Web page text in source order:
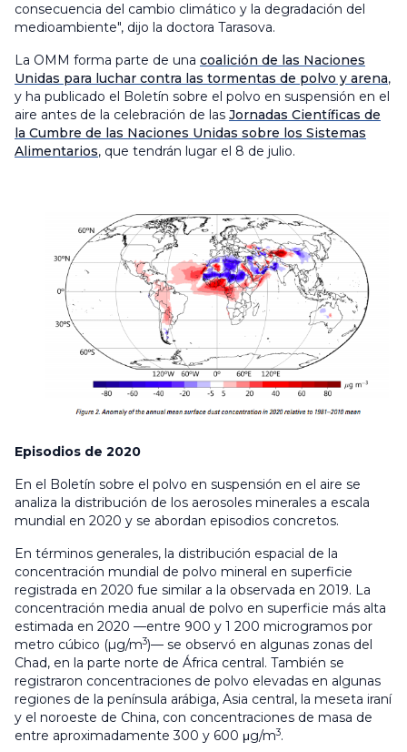
consecuencia del cambio climático y la degradación del
medioambiente", dijo la doctora Tarasova.
La OMM forma parte de una coalición de las Naciones
Unidas para luchar contra las tormentas de polvo y arena,
y ha publicado el Boletín sobre el polvo en suspensión en el
aire antes de la celebración de las Jornadas Científicas de
la Cumbre de las Naciones Unidas sobre los Sistemas
Alimentarios, que tendrán lugar el 8 de julio.
Episodios de 2020
En el Boletín sobre el polvo en suspensión en el aire se
analiza la distribución de los aerosoles minerales a escala
mundial en 2020 y se abordan episodios concretos.
En términos generales, la distribución espacial de la
concentración mundial de polvo mineral en superficie
registrada en 2020 fue similar a la observada en 2019. La
concentración media anual de polvo en superficie más alta
estimada en 2020 —entre 900 y 1 200 microgramos por
metro cúbico (µg/m3)— se observó en algunas zonas del
Chad, en la parte norte de África central. También se
registraron concentraciones de polvo elevadas en algunas
regiones de la península arábiga, Asia central, la meseta iraní
y el noroeste de China, con concentraciones de masa de
entre aproximadamente 300 y 600 μg/m3.